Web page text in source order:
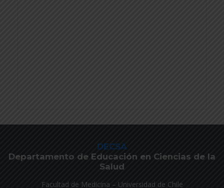
DECSA
Departamento de Educación en Ciencias de la
Salud
Facultad de Medicina – Universidad de Chile